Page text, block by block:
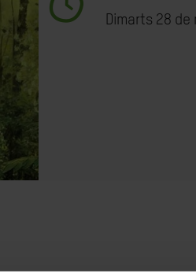
Dimarts 28 de